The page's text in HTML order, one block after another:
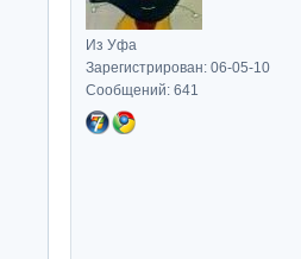
Из Уфа
Зарегистрирован: 06-05-10
Сообщений: 641